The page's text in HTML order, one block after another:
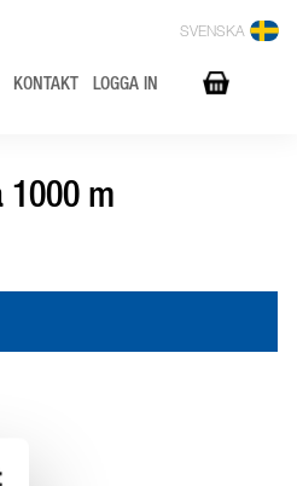
SVENSKA
KONTAKT LOGGA IN
1000 m